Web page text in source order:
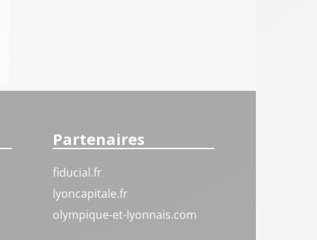
Partenaires
fiducial.fr
lyoncapitale.fr
olympique-et-lyonnais.com